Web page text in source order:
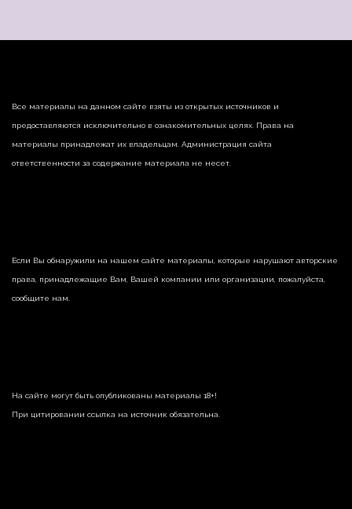
Все материалы на данном сайте взяты из открытых источников и
предоставляются исключительно в ознакомительных целях. Права на
материалы принадлежат их владельцам. Администрация сайта
ответственности за содержание материала не несет.
Если Вы обнаружили на нашем сайте материалы, которые нарушают авторские
права, принадлежащие Вам, Вашей компании или организации, пожалуйста,
сообщите нам.
На сайте могут быть опубликованы материалы 18+!
При цитировании ссылка на источник обязательна.